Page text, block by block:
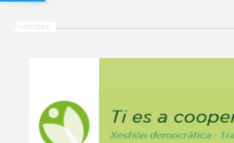
Salto a contenido